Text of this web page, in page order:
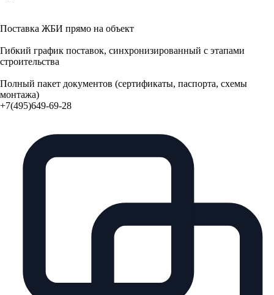
Поставка ЖБИ прямо на объект
Гибкий график поставок, синхронизированный с этапами
строительства
Полный пакет документов (сертификаты, паспорта, схемы
монтажа)
+7(495)649-69-28